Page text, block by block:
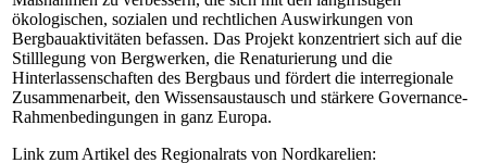
ökologischen, sozialen und rechtlichen Auswirkungen von
Bergbauaktivitäten befassen. Das Projekt konzentriert sich auf die
Stilllegung von Bergwerken, die Renaturierung und die
Hinterlassenschaften des Bergbaus und fördert die interregionale
Zusammenarbeit, den Wissensaustausch und stärkere Governance-
Rahmenbedingungen in ganz Europa.
Link zum Artikel des Regionalrats von Nordkarelien: